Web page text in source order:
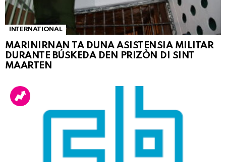
INTERNATIONAL
MARINIRNAN TA DUNA ASISTENSIA MILITAR
DURANTE BÚSKEDA DEN PRIZÒN DI SINT
MAARTEN